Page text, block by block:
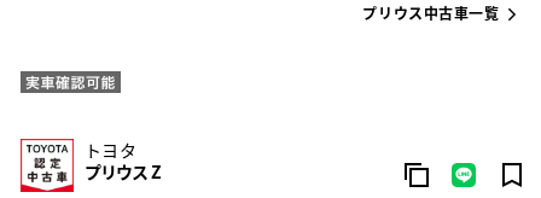
プリウス中古車一覧
トヨタ
プリウス Z